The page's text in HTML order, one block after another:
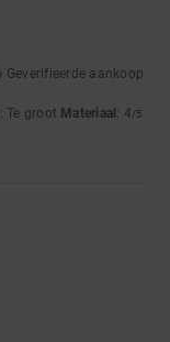
Geverifieerde aankoop
: Te groot Materiaal : 4/5